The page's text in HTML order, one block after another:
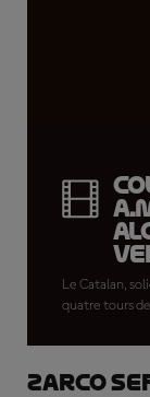
Le Catalan,
quatre tours
Zarco